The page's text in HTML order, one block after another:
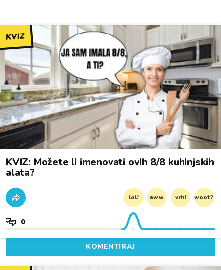
KVIZ
KVIZ: Možete li imenovati ovih 8/8 kuhinjskih
alata?
lol! aww vrh! woot?!
0
KOMENTIRAJ